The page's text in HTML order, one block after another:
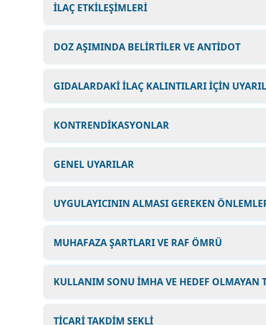
İLAÇ ETKİLEŞİMLERİ
DOZ AŞIMINDA BELİRTİLER VE ANTİDOT
GIDALARDAKİ İLAÇ KALINTILARI İÇİN
KONTRENDİKASYONLAR
GENEL UYARILAR
UYGULAYICININ ALMASI GEREKEN
MUHAFAZA ŞARTLARI VE RAF ÖMRÜ
KULLANIM SONU İMHA VE HEDEF OLMAYAN
TİCARİ TAKDİM ŞEKLİ